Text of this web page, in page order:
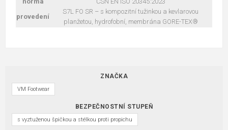
provedení
S7L FO SR – s kompozitní tužinkou a kevlarovou
planžetou, hydrofobní, membrána GORE-TEX®
ZNAČKA
VM Footwear
BEZPEČNOSTNÍ STUPEŇ
s vyztuženou špičkou a stélkou proti propichu